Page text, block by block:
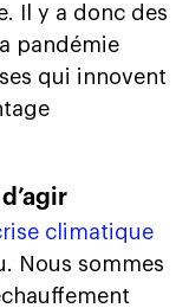
Il y a donc des
pandémie
qui innovent
climatique
Nous sommes